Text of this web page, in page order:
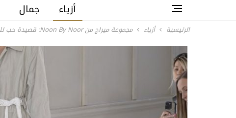
أزياء جمال
الرئيسية أزياء مجموعة ميراج من Noon By Noor: قصيدة حب للأنوثة الناعمة